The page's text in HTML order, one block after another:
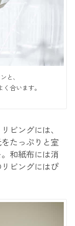
と、
合います。
ビングには、
たっぷりと室
和紙布には消
ビングにはぴ